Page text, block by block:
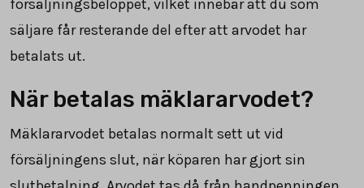
försäljningsbeloppet, vilket innebär att du som
säljare får resterande del efter att arvodet har
betalats ut.
När betalas mäklararvodet?
Mäklararvodet betalas normalt sett ut vid
försäljningens slut, när köparen har gjort sin